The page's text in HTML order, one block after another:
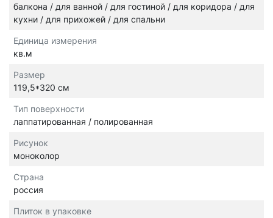
балкона / для ванной / для гостиной / для коридора / для
кухни / для прихожей / для спальни
Единица измерения
кв.м
Размер
119,5*320 см
Тип поверхности
лаппатированная / полированная
Рисунок
моноколор
Страна
россия
Плиток в упаковке